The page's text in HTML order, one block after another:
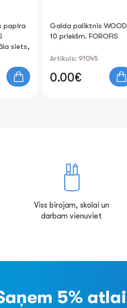
paliktnis WOOD
FOROFIS
91045
FOROFIS
100gab./
Artikuls:
0.00€
Viss birojam, skolai un
darbam vienuviet
5%